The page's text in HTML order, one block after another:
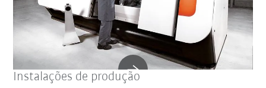
Instalações de produção